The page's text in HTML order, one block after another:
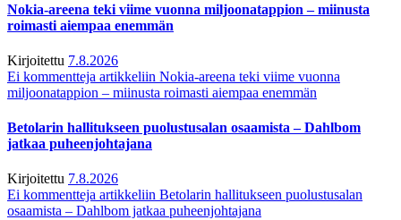
Nokia-areena teki viime vuonna miljoonatappion – miinusta
roimasti aiempaa enemmän
Kirjoitettu 7.8.2026
Ei kommentteja artikkeliin Nokia-areena teki viime vuonna
miljoonatappion – miinusta roimasti aiempaa enemmän
Betolarin hallitukseen puolustusalan osaamista – Dahlbom
jatkaa puheenjohtajana
Kirjoitettu 7.8.2026
Ei kommentteja artikkeliin Betolarin hallitukseen puolustusalan
osaamista – Dahlbom jatkaa puheenjohtajana